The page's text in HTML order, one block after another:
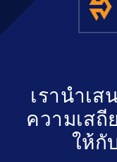
เรานำเ
ความเสถี
ให้กั